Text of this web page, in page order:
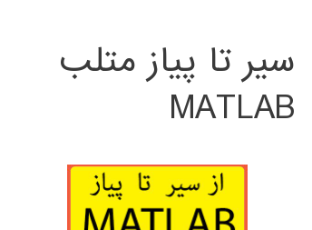
سیر تا پیاز متلب
MATLAB